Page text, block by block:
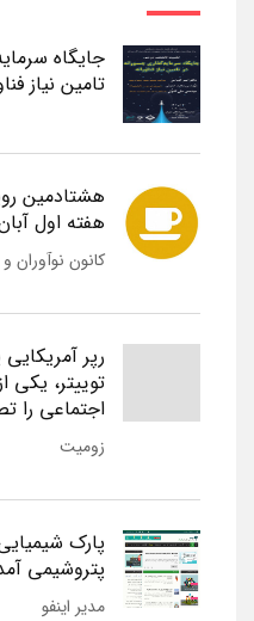
جایگاه
تامین نیاز
هشتادمین
هفته اول آبان 1401 برگزار می
کانون نوآوران و
رپر
توییتر، یکی
اجتماعی را
زومیت
پارک
پتروشیمی
مدیر اینفو